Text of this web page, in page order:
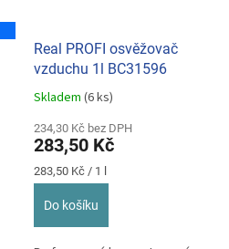
Real PROFI osvěžovač
vzduchu 1l BC31596
Průměrné
produktu
je
5,0
z
Skladem (6 ks)
234,30 Kč bez DPH
283,50 Kč
Měrná
cena:
283,50 Kč / 1 l
Do košíku